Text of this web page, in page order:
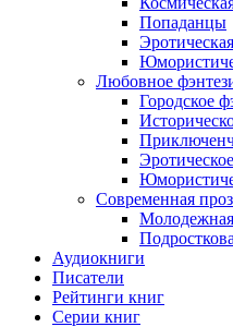
Попаданцы
Любовное
Городское
Современная
Аудиокниги
Писатели
Рейтинги книг
Серии книг